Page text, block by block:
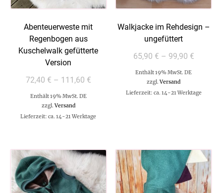
Abenteuerweste mit
Regenbogen aus
Kuschelwalk gefütterte
Version
72,40 € – 111,60 €
Enthält 19% MwSt. DE
zzgl.Versand
Lieferzeit: ca. 14-21 Werktage
Walkjacke im Rehdesign –
ungefüttert
65,90 € – 99,90 €
Enthält 19% MwSt. DE
zzgl.Versand
Lieferzeit: ca. 14-21 Werktage